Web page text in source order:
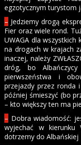
egzotycznym turystom
– Jedziemy drogą
Fier oraz wiele rond.
UWAGA dla
na drogach w krajach
inaczej, należy
dróg, bo
pierwszeństwa i
przejazdy przez ronda
później śmieszyć (bo
– kto większy ten ma
– Dobra wiadomość:
wyjechać w
dotrzemy do Albańskiej